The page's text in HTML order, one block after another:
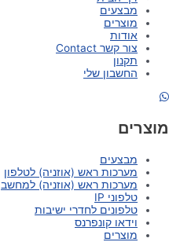
מבצעים
מוצרים
אודות
צור קשר Contact
תקנון
החשבון שלי
מוצרים
מבצעים
מערכות ראש (אוזניה) לטלפון
מערכות ראש (אוזניה) למחשב
טלפוני IP
טלפונים לחדרי ישיבות
וידאו קונפרנס
מוצרים